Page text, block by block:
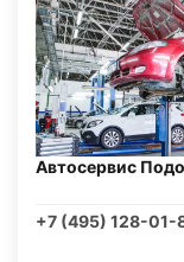
Автосервис
+7 (495) 128-01-